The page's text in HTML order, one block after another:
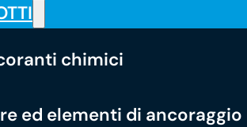
chimici
ed elementi di ancoraggio